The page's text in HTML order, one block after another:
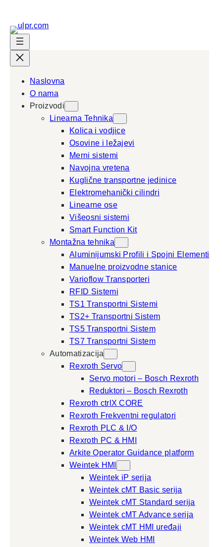
Naslovna
O nama
Proizvodi
Linearna Tehnika
Kolica i vodjice
Osovine i ležajevi
Merni sistemi
Navojna vretena
Kuglične transportne jedinice
Elektromehanički cilindri
Linearne ose
Višeosni sistemi
Smart Function Kit
Montažna tehnika
Aluminijumski Profili i Spojni Elementi
Manuelne proizvodne stanice
Varioflow Transporteri
RFID Sistemi
TS1 Transportni Sistemi
TS2+ Transportni Sistem
TS5 Transportni Sistem
TS7 Transportni Sistem
Automatizacija
Rexroth Servo
Servo motori – Bosch Rexroth
Reduktori – Bosch Rexroth
Rexroth ctrlX CORE
Rexroth Frekventni regulatori
Rexroth PLC & I/O
Rexroth PC & HMI
Arkite Operator Guidance platform
Weintek HMI
Weintek iP serija
Weintek cMT Basic serija
Weintek cMT Standard serija
Weintek cMT Advance serija
Weintek cMT HMI uređaji
Weintek Web HMI